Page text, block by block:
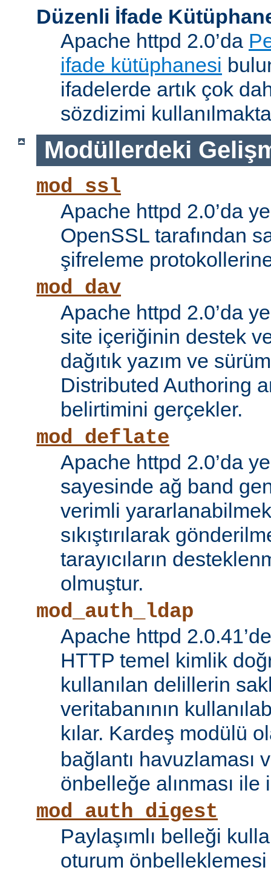
Düzenli İfade
Apache httpd 2.0’da
ifade kütüphanesi
ifadelerde artık çok
sözdizimi
Modüllerdeki
mod_ssl
Apache httpd 2.0’da
OpenSSL tarafından
şifreleme
mod_dav
Apache httpd 2.0’da
site içeriğinin destek
dağıtık yazım ve
Distributed Authoring
belirtimini gerçekler.
mod_deflate
Apache httpd 2.0’da
sayesinde ağ band
verimli
sıkıştırılarak
tarayıcıların
olmuştur.
mod_auth_ldap
Apache httpd
HTTP temel kimlik
kullanılan delillerin
veritabanının
kılar. Kardeş modülü
bağlantı havuzlaması
önbelleğe alınması ile
mod_auth_digest
Paylaşımlı belleği
oturum